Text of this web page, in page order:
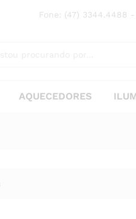
Fone: (47) 3344.4488
AQUECEDORES